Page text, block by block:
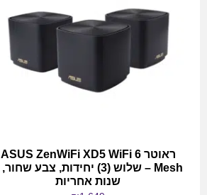
ראוטר ASUS ZenWiFi XD5 WiFi 6
שנות אחריות